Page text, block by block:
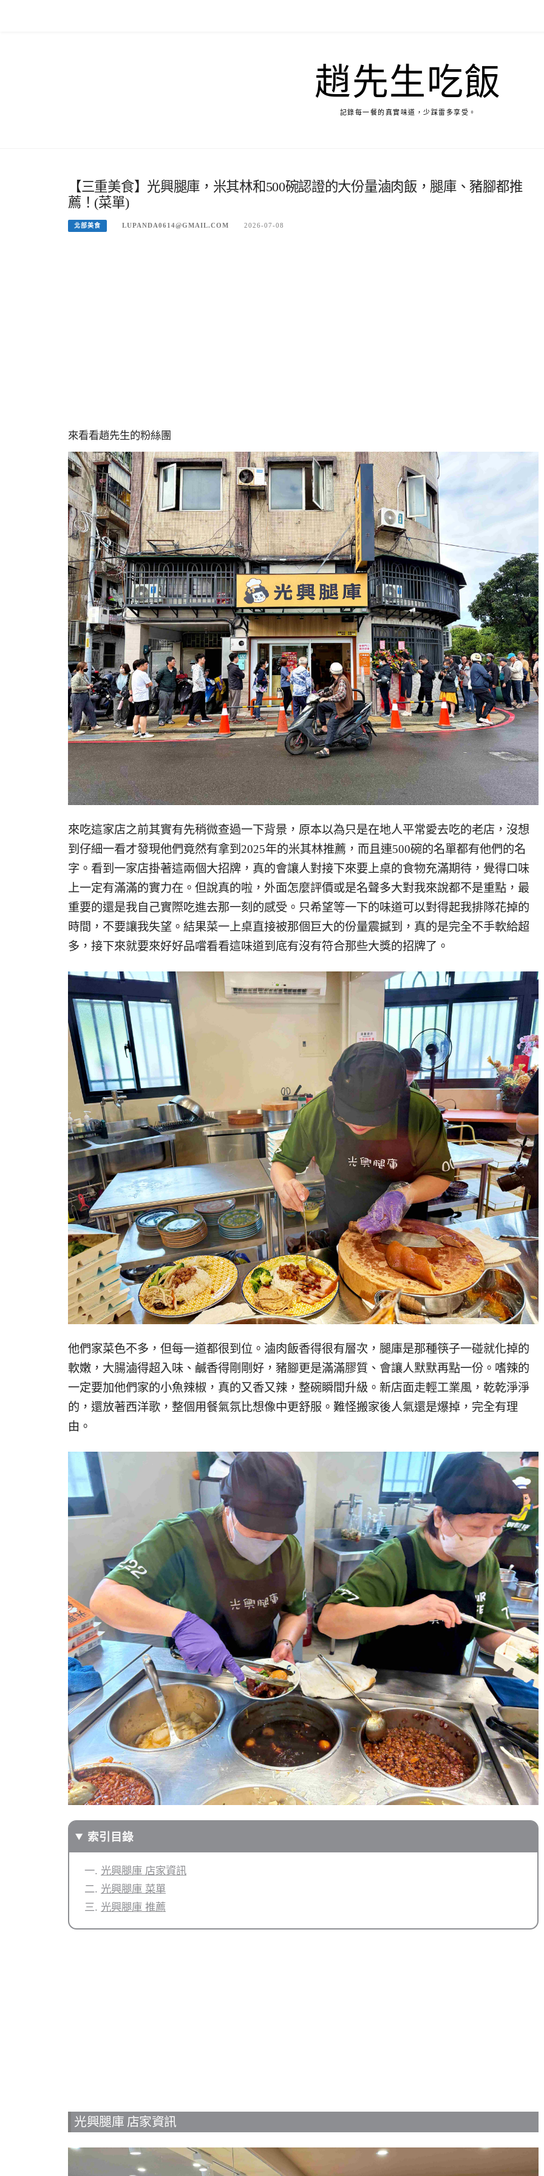
趙先生吃飯
記錄每一餐的真實味道，少踩雷多享受。
【三重美食】光興腿庫，米其林和500碗認證的大份量滷肉飯，腿庫、豬腳都推
薦！(菜單)
北部美食 LUPANDA0614@GMAIL.COM 2026-07-08
來看看趙先生的粉絲團
來吃這家店之前其實有先稍微查過一下背景，原本以為只是在地人平常愛去吃的老店，沒想
到仔細一看才發現他們竟然有拿到2025年的米其林推薦，而且連500碗的名單都有他們的名
字。看到一家店掛著這兩個大招牌，真的會讓人對接下來要上桌的食物充滿期待，覺得口味
上一定有滿滿的實力在。但說真的啦，外面怎麼評價或是名聲多大對我來說都不是重點，最
重要的還是我自己實際吃進去那一刻的感受。只希望等一下的味道可以對得起我排隊花掉的
時間，不要讓我失望。結果菜一上桌直接被那個巨大的份量震撼到，真的是完全不手軟給超
多，接下來就要來好好品嚐看看這味道到底有沒有符合那些大獎的招牌了。
他們家菜色不多，但每一道都很到位。滷肉飯香得很有層次，腿庫是那種筷子一碰就化掉的
軟嫩，大腸滷得超入味、鹹香得剛剛好，豬腳更是滿滿膠質、會讓人默默再點一份。嗜辣的
一定要加他們家的小魚辣椒，真的又香又辣，整碗瞬間升級。新店面走輕工業風，乾乾淨淨
的，還放著西洋歌，整個用餐氣氛比想像中更舒服。難怪搬家後人氣還是爆掉，完全有理
由。
索引目錄
光興腿庫 店家資訊
光興腿庫 菜單
光興腿庫 推薦
光興腿庫 店家資訊